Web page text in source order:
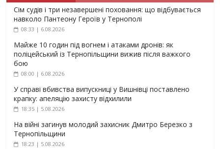
Сім судів і три незавершені поховання: що відбувається
навколо Пантеону Героїв у Тернополі
08:33 | 6.08.2026
Майже 10 годин під вогнем і атаками дронів: як
поліцейський із Тернопільщини вижив після важкого
бою
08:00 | 6.08.2026
У справі вбивства випускниці у Вишнівці поставлено
крапку: апеляцію захисту відхилили
18:35 | 5.08.2026
На війні загинув молодий захисник Дмитро Березко з
Тернопільщини
18:23 | 5.08.2026